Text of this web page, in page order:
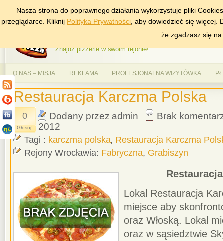
DODAJ NAS DO ULUBIONYCH ZNAJDŹ
AlePizza.com –
Znajdź pizzerie w swoim rejonie!
O NAS – MISJA REKLAMA PROFESJONALNA WIZYTÓWKA
Restauracja Karczma Polska
0
Głosuj!
Dodany przez admin
Brak
2012
Tagi : karczma polska, Restauracja Karczma
Rejony Wrocławia: Fabryczna, Grabiszyn
Lokal Restauracja
miejsce aby
oraz Włoską. Lokal
oraz w sąsiedztwie
Nasza strona do poprawnego działania wykorzystuje pliki
przeglądarce. Kliknij Polityka Prywatności , aby dowiedzieć się
że zgadzasz się